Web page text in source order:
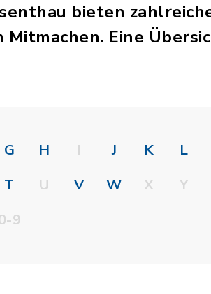
bieten
Eine
G H I J K
L
T U V W X
Y
9